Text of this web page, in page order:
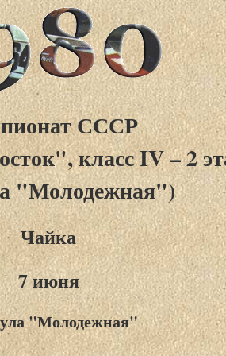
СССР
класс IV – 2
"Молодежная")
Чайка
7 июня
"Молодежная"